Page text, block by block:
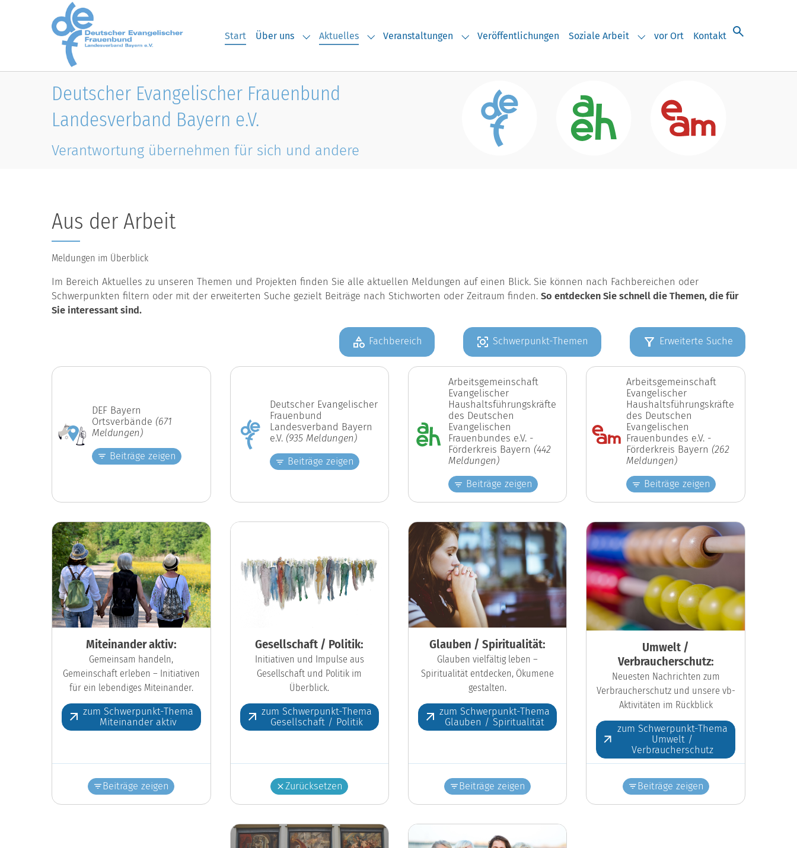
Skip to main content
Start Über uns
Submenu for "Über uns"
Aktuelles(current)
Submenu for "Aktuelles"
Veranstaltungen
Submenu for "Veranstaltungen"
Veröffentlichungen Soziale Arbeit
Submenu for "Soziale Arbeit"
vor Ort Kontakt
Deutscher Evangelischer Frauenbund
Landesverband Bayern e.V.
Verantwortung übernehmen für sich und andere
Aus der Arbeit
Meldungen im Überblick
Im Bereich Aktuelles zu unseren Themen und Projekten finden Sie alle aktuellen Meldungen auf einen Blick. Sie können nach Fachbereichen oder
Schwerpunkten filtern oder mit der erweiterten Suche gezielt Beiträge nach Stichworten oder Zeitraum finden.So entdecken Sie schnell die Themen, die für
Sie interessant sind.
Fachbereich Schwerpunkt-Themen Erweiterte Suche
DEF Bayern
Ortsverbände (671
Meldungen)
Beiträge zeigen
Deutscher Evangelischer
Frauenbund
Landesverband Bayern
e.V. (935 Meldungen)
Beiträge zeigen
Arbeitsgemeinschaft
Evangelischer
Haushaltsführungskräfte
des Deutschen
Evangelischen
Frauenbundes e.V. -
Förderkreis Bayern (442
Meldungen)
Beiträge zeigen
Arbeitsgemeinschaft
Evangelischer
Haushaltsführungskräfte
des Deutschen
Evangelischen
Frauenbundes e.V. -
Förderkreis Bayern (262
Meldungen)
Beiträge zeigen
Miteinander aktiv:
Gemeinsam handeln,
Gemeinschaft erleben – Initiativen
für ein lebendiges Miteinander.
zum Schwerpunkt-Thema
Miteinander aktiv
Beiträge zeigen
Gesellschaft / Politik:
Initiativen und Impulse aus
Gesellschaft und Politik im
Überblick.
zum Schwerpunkt-Thema
Gesellschaft / Politik
Zurücksetzen
Glauben / Spiritualität:
Glauben vielfältig leben –
Spiritualität entdecken, Ökumene
gestalten.
zum Schwerpunkt-Thema
Glauben / Spiritualität
Beiträge zeigen
Umwelt /
Verbraucherschutz:
Neuesten Nachrichten zum
Verbraucherschutz und unsere vb-
Aktivitäten im Rückblick
zum Schwerpunkt-Thema
Umwelt /
Verbraucherschutz
Beiträge zeigen